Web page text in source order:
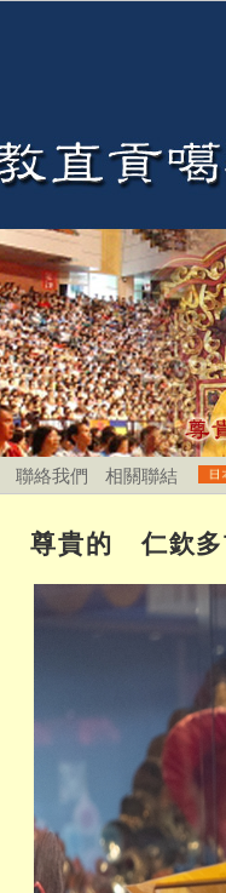
聯絡我們 相關聯結
尊貴的 仁欽多